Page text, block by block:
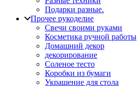
Подарки разные.
Прочее рукоделие
Свечи своими руками
Косметика ручной работы
Домашний декор
декорирование
Соленое тесто
Коробки из бумаги
Украшение для стола